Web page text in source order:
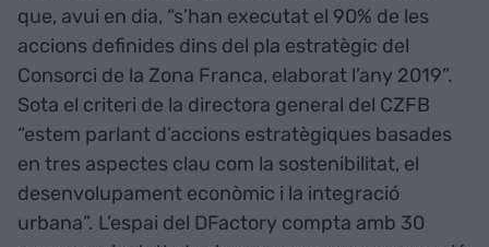
que, avui en dia, “s’han executat el 90% de les
accions definides dins del pla estratègic del
Consorci de la Zona Franca, elaborat l’any 2019”.
Sota el criteri de la directora general del CZFB
“estem parlant d’accions estratègiques basades
en tres aspectes clau com la sostenibilitat, el
desenvolupament econòmic i la integració
urbana”. L’espai del DFactory compta amb 30